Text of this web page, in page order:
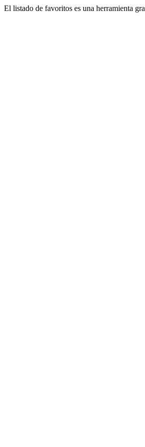
El listado de favoritos es una herramienta